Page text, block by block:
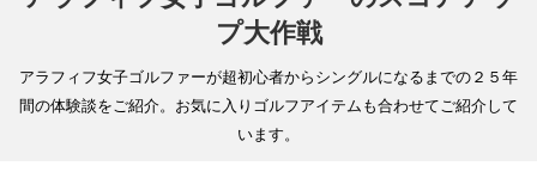
プ大作戦
アラフィフ女子ゴルファーが超初心者からシングルになるまでの２５年
間の体験談をご紹介。お気に入りゴルフアイテムも合わせてご紹介して
います。